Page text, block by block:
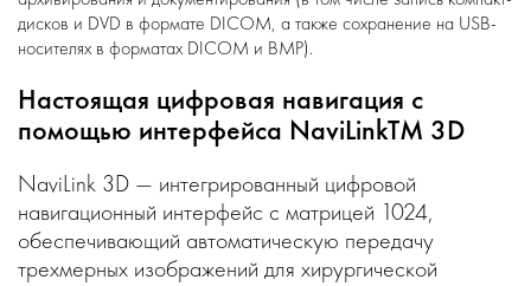
дисков и DVD в формате DICOM, а также сохранение на USB-
носителях в форматах DICOM и BMP).
Настоящая цифровая навигация с
помощью интерфейса NaviLinkTM 3D
NaviLink 3D — интегрированный цифровой
навигационный интерфейс с матрицей 1024,
обеспечивающий автоматическую передачу
трехмерных изображений для хирургической